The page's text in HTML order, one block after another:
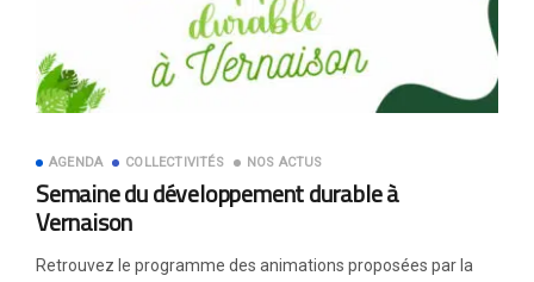
AGENDA COLLECTIVITÉS NOS ACTUS
Semaine du développement durable à
Vernaison
Retrouvez le programme des animations proposées par la